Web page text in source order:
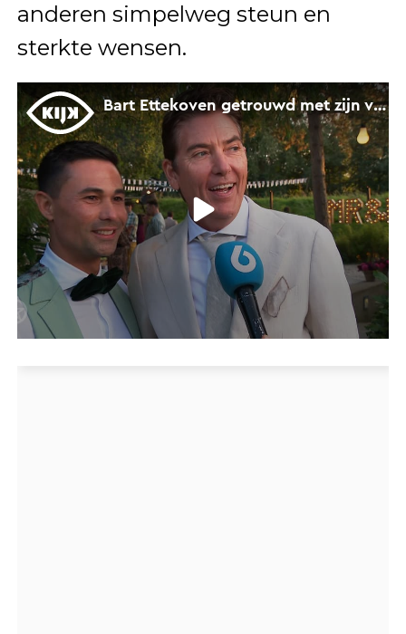
anderen simpelweg steun en
sterkte wensen.